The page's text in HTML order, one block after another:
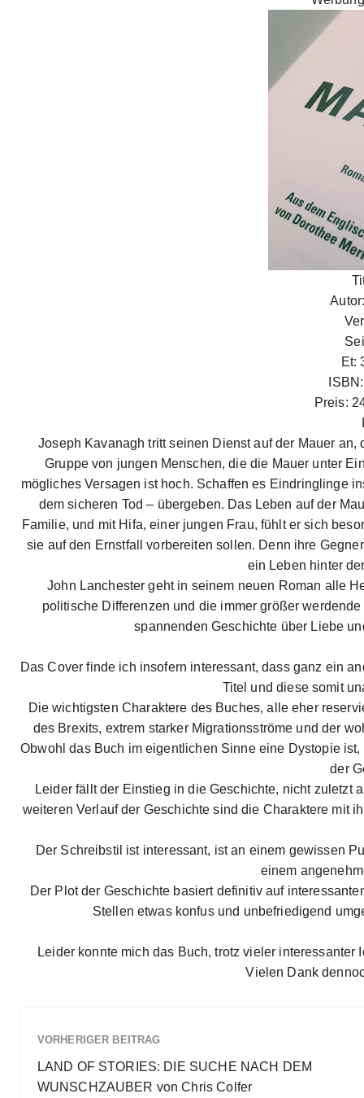
Et:
Preis:
Joseph Kavanagh tritt seinen Dienst auf der Mauer
Gruppe von jungen Menschen, die die Mauer unter
mögliches Versagen ist hoch. Schaffen es Eindringlinge
dem sicheren Tod – übergeben. Das Leben auf der
Familie, und mit Hifa, einer jungen Frau, fühlt er sich
sie auf den Ernstfall vorbereiten sollen. Denn ihre
ein Leben hinter
John Lanchester geht in seinem neuen Roman alle
politische Differenzen und die immer größer
spannenden Geschichte über Liebe
Das Cover finde ich insofern interessant, dass ganz ein
Titel und diese somit
Die wichtigsten Charaktere des Buches, alle eher
des Brexits, extrem starker Migrationsströme und der
Obwohl das Buch im eigentlichen Sinne eine Dystopie
der
Leider fällt der Einstieg in die Geschichte, nicht zuletzt
weiteren Verlauf der Geschichte sind die Charaktere mit
Der Schreibstil ist interessant, ist an einem gewissen
einem
Der Plot der Geschichte basiert definitiv auf
Stellen etwas konfus und unbefriedigend
Leider konnte mich das Buch, trotz vieler
Vielen Dank
VORHERIGER BEITRAG
LAND OF STORIES: DIE SUCHE NACH DEM
WUNSCHZAUBER von Chris Colfer